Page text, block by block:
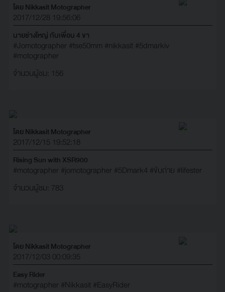
โดย Nikkasit Motographer
2017/12/28 19:56:06
นายช่างใหญ่ กับเพื่อน 4 ขา
#Jomotographer #tse50mm #nikkasit #5dmarkiv
#motographer
จำนวนผู้ชม: 156
โดย Nikkasit Motographer
2017/12/15 19:52:18
Rising Sun with XSR900
#motographer #jomotographer #5Dmark4 #ขับถ่าย #lifester
จำนวนผู้ชม: 783
โดย Nikkasit Motographer
2017/12/03 00:09:35
Easy Rider
#motographer #Nikkasit #EasyRider